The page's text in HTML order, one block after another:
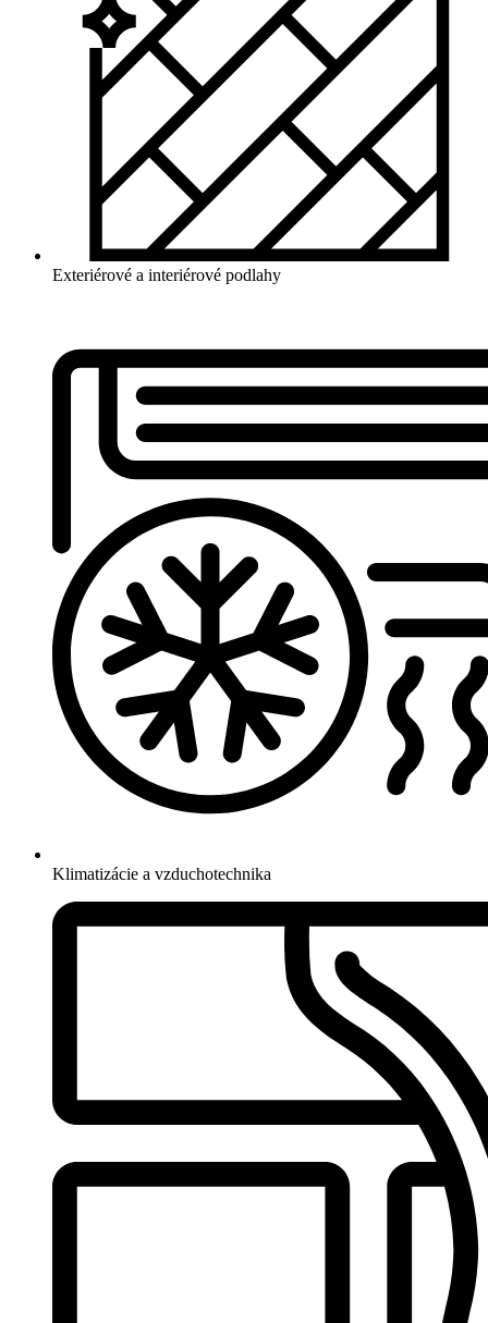
Exteriérové a interiérové podlahy
Klimatizácie a vzduchotechnika